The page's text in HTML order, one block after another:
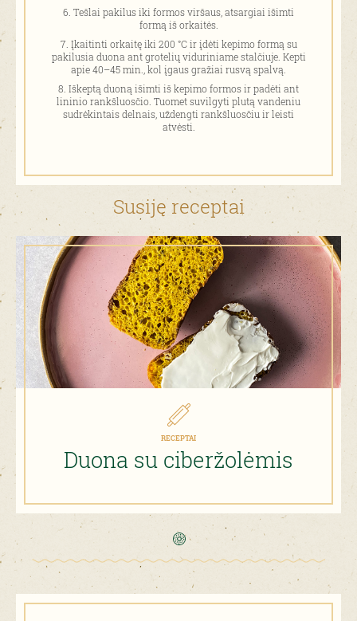
Tešlai pakilus iki formos viršaus, atsargiai išimti
formą iš orkaitės.
Įkaitinti orkaitę iki 200 °C ir įdėti kepimo formą su
pakilusia duona ant grotelių viduriniame stalčiuje. Kepti
apie 40–45 min., kol įgaus gražiai rusvą spalvą.
Iškeptą duoną išimti iš kepimo formos ir padėti ant
lininio rankšluosčio. Tuomet suvilgyti plutą vandeniu
sudrėkintais delnais, uždengti rankšluosčiu ir leisti
atvėsti.
Susiję receptai
RECEPTAI
Duona su ciberžolėmis